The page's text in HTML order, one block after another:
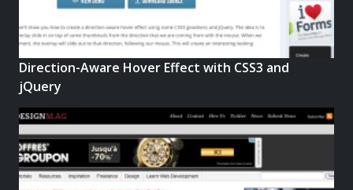
Direction-Aware Hover Effect with CSS3 and
jQuery